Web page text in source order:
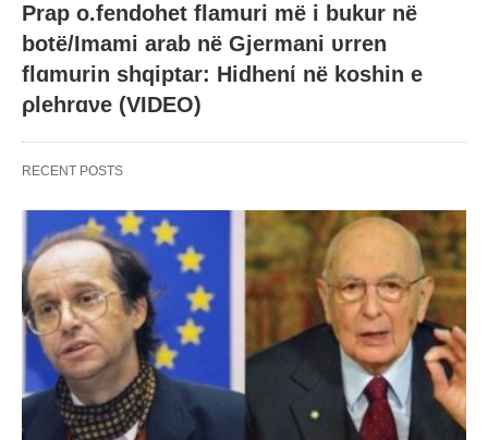
Prap o.fendohet flamuri më i bukur në
botë/Imami arab në Gjermani υrren
flɑmurin shqiptar: Hidhenί në koshin e
ρlehrɑνe (VIDEO)
RECENT POSTS